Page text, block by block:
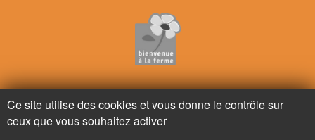
Abonnez-vous à notre newsletter
Ce site utilise des cookies et vous donne le contrôle sur
ceux que vous souhaitez activer